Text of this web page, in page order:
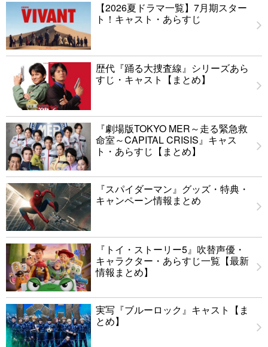
【2026夏ドラマ一覧】7月期スター
ト！キャスト・あらすじ
歴代『踊る大捜査線』シリーズあら
すじ・キャスト【まとめ】
『劇場版TOKYO MER～走る緊急救
命室～CAPITAL CRISIS』キャス
ト・あらすじ【まとめ】
『スパイダーマン』グッズ・特典・
キャンペーン情報まとめ
『トイ・ストーリー5』吹替声優・
キャラクター・あらすじ一覧【最新
情報まとめ】
実写『ブルーロック』キャスト【ま
とめ】